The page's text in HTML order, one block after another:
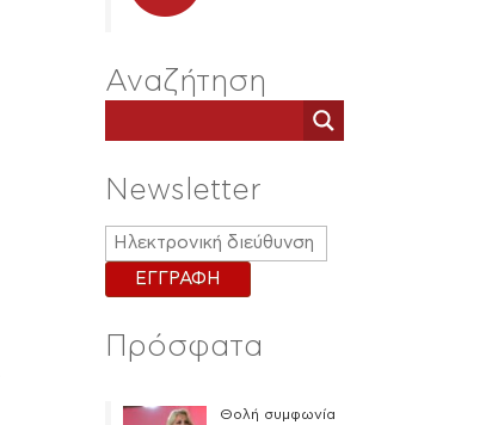
Αναζήτηση
Newsletter
Πρόσφατα
Θολή συμφωνία